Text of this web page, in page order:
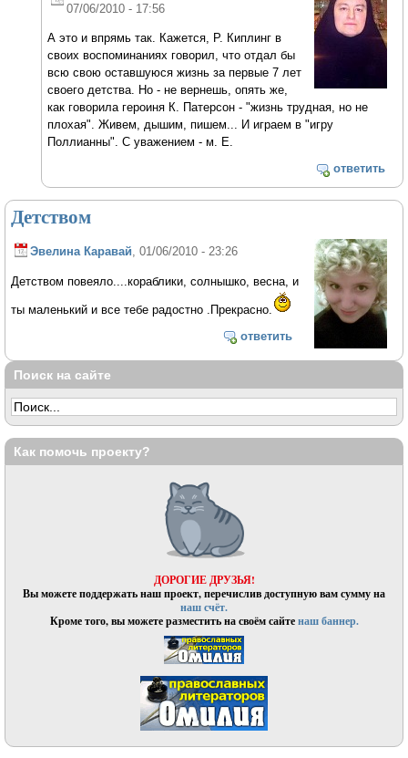
07/06/2010 - 17:56
А это и впрямь так. Кажется, Р. Киплинг в
своих воспоминаниях говорил, что отдал бы
всю свою оставшуюся жизнь за первые 7 лет
своего детства. Но - не вернешь, опять же,
как говорила героиня К. Патерсон - "жизнь трудная, но не
плохая". Живем, дышим, пишем... И играем в "игру
Поллианны". С уважением - м. Е.
ответить
Детством
Эвелина Каравай, 01/06/2010 - 23:26
Детством повеяло....кораблики, солнышко, весна, и
ты маленький и все тебе радостно .Прекрасно.
ответить
Поиск на сайте
Как помочь проекту?
ДОРОГИЕ ДРУЗЬЯ!
Вы можете поддержать наш проект, перечислив доступную вам сумму на
наш счёт.
Кроме того, вы можете разместить на своём сайтенаш баннер.